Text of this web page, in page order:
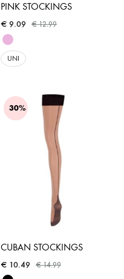
PINK STOCKINGS
€ 9.09 €12.99
UNI
30%
CUBAN STOCKINGS
€ 10.49 €14.99